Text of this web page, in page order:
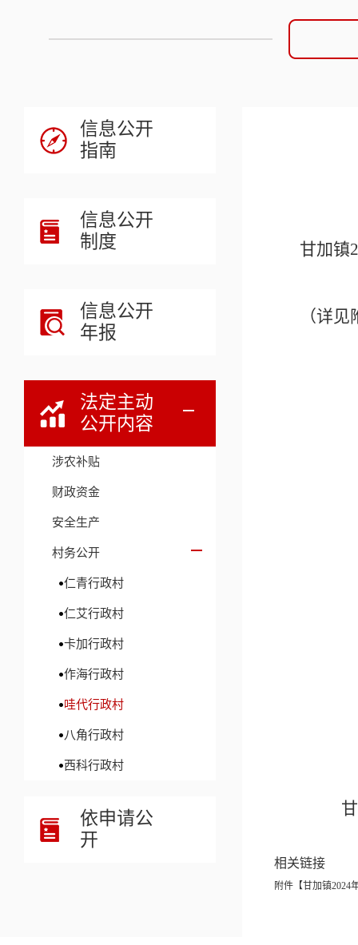
信息公开
指南
信息公开
制度
信息公开
年报
法定主动
公开内容
涉农补贴
财政资金
安全生产
村务公开
仁青行政村
仁艾行政村
卡加行政村
作海行政村
哇代行政村
八角行政村
西科行政村
依申请公
开
甘加镇
（详
相关链接
附件【甘加镇2024